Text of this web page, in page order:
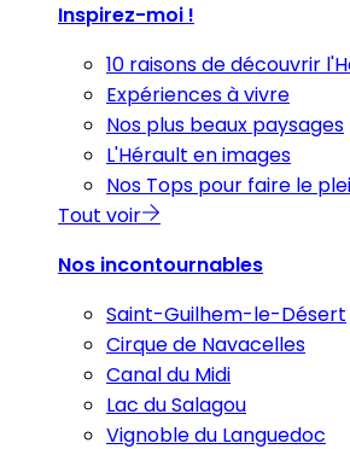
Inspirez-moi !
10 raisons de découvrir
Expériences à vivre
Nos plus beaux paysages
L'Hérault en images
Nos Tops pour faire le
Tout voir
Nos incontournables
Saint-Guilhem-le-Désert
Cirque de Navacelles
Canal du Midi
Lac du Salagou
Vignoble du Languedoc